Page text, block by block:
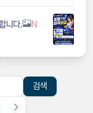
니다. N
검색